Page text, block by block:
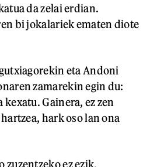
da zelai erdian.
bi jokalariek ematen diote
eta Andoni
zamarekin egin du:
kexatu. Gainera, ez zen
hark oso lan ona
zuzentzeko ez ezik,